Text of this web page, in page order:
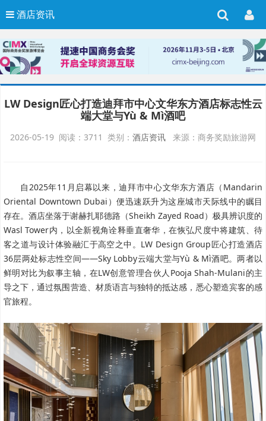
酒店资讯
LW Design匠心打造迪拜市中心文华东方酒店标志性云
端大堂与Yù & Mì酒吧
2026-05-19 阅读：3711 类别： 酒店资讯 来源：商务奖励旅游网
自2025年11月启幕以来，迪拜市中心文华东方酒店（Mandarin
Oriental Downtown Dubai）便迅速跃升为这座城市天际线中的瞩目
存在。酒店坐落于谢赫扎耶德路（Sheikh Zayed Road）极具辨识度的
Wasl Tower内，以全新视角诠释垂直奢华，在恢弘尺度中将建筑、待
客之道与设计体验融汇于高空之中。LW Design Group匠心打造酒店
36层两处标志性空间——Sky Lobby云端大堂与Yù & Mì酒吧。两者以
鲜明对比为叙事主轴，在LW创意管理合伙人Pooja Shah-Mulani的主
导之下，通过氛围营造、材质语言与独特的抵达感，悉心塑造宾客的感
官旅程。